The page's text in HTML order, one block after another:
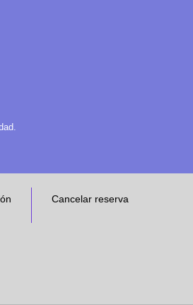
Cancelar reserva